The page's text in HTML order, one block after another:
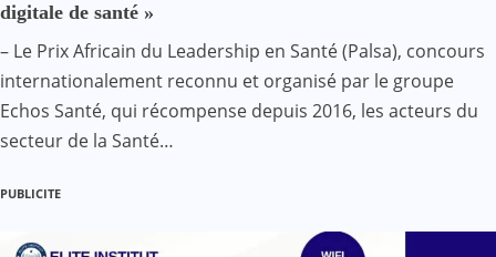
digitale de santé »
– Le Prix Africain du Leadership en Santé (Palsa), concours
internationalement reconnu et organisé par le groupe
Echos Santé, qui récompense depuis 2016, les acteurs du
secteur de la Santé…
PUBLICITE